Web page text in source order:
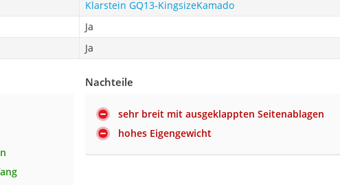
Klarstein ‎GQ13-KingsizeKamado
Ja
Ja
Nachteile
sehr breit mit ausgeklappten Seitenablagen
hohes Eigengewicht